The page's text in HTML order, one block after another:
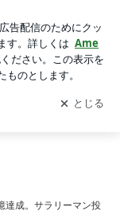
受け取りまし
開く
達成。サラリーマン投